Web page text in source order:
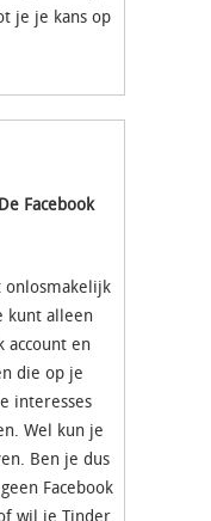
je je kans op
Facebook
onlosmakelijk
kunt alleen
account en
die op je
interesses
Wel kun je
Ben je dus
Facebook
wil je Tinder